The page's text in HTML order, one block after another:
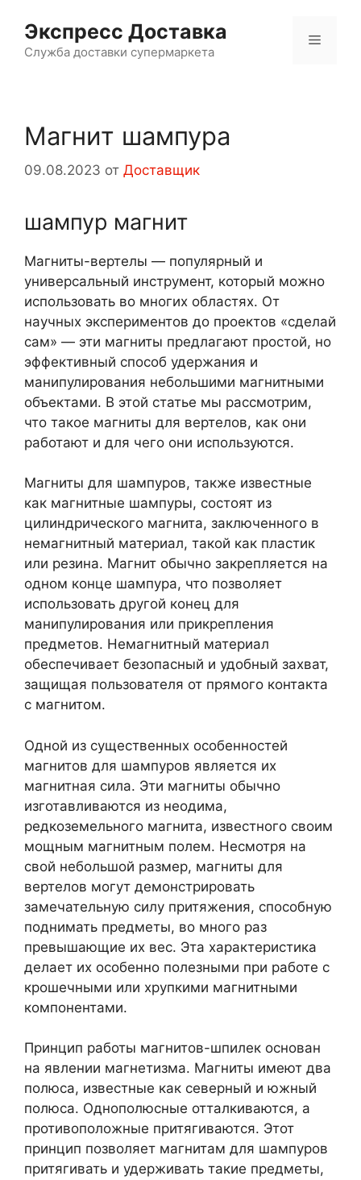
содержимому
Экспресс Доставка
Служба доставки супермаркета
Меню
Магнит шампура
09.08.2023 от Доставщик
шампур магнит
Магниты-вертелы — популярный и
универсальный инструмент, который можно
использовать во многих областях. От
научных экспериментов до проектов «сделай
сам» — эти магниты предлагают простой, но
эффективный способ удержания и
манипулирования небольшими магнитными
объектами. В этой статье мы рассмотрим,
что такое магниты для вертелов, как они
работают и для чего они используются.
Магниты для шампуров, также известные
как магнитные шампуры, состоят из
цилиндрического магнита, заключенного в
немагнитный материал, такой как пластик
или резина. Магнит обычно закрепляется на
одном конце шампура, что позволяет
использовать другой конец для
манипулирования или прикрепления
предметов. Немагнитный материал
обеспечивает безопасный и удобный захват,
защищая пользователя от прямого контакта
с магнитом.
Одной из существенных особенностей
магнитов для шампуров является их
магнитная сила. Эти магниты обычно
изготавливаются из неодима,
редкоземельного магнита, известного своим
мощным магнитным полем. Несмотря на
свой небольшой размер, магниты для
вертелов могут демонстрировать
замечательную силу притяжения, способную
поднимать предметы, во много раз
превышающие их вес. Эта характеристика
делает их особенно полезными при работе с
крошечными или хрупкими магнитными
компонентами.
Принцип работы магнитов-шпилек основан
на явлении магнетизма. Магниты имеют два
полюса, известные как северный и южный
полюса. Однополюсные отталкиваются, а
противоположные притягиваются. Этот
принцип позволяет магнитам для шампуров
притягивать и удерживать такие предметы,